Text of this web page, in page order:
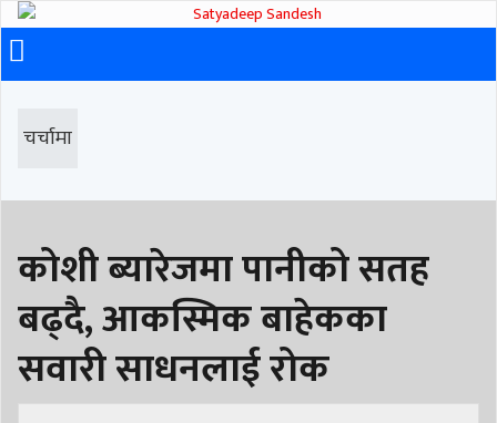
चर्चामा
कोशी ब्यारेजमा पानीको सतह
बढ्दै, आकस्मिक बाहेकका
सवारी साधनलाई रोक